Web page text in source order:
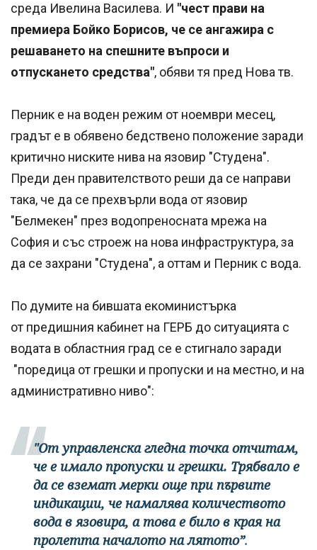
среда Ивелина Василева. И "чест прави на
премиера Бойко Борисов, че се ангажира с
решаването на спешните въпроси и
отпускането средства", обяви тя пред Нова тв.
Перник е на воден режим от ноември месец,
градът е в обявено бедствено положение заради
критично ниските нива на язовир "Студена".
Преди ден правителството реши да се направи
така, че да се прехвърли вода от язовир
"Белмекен" през водопреносната мрежа на
София и със строеж на нова инфраструктура, за
да се захрани "Студена", а оттам и Перник с вода.
По думите на бившата екоминистърка
от предишния кабинет на ГЕРБ до ситуацията с
водата в областния град се е стигнало заради
"поредица от грешки и пропуски и на местно, и на
административно ниво":
"От управленска гледна точка отчитам,
че е имало пропуски и грешки. Трябвало е
да се вземат мерки още при първите
индикации, че намалява количеството
вода в язовира, а това е било в края на
пролетта началото на лятото”.